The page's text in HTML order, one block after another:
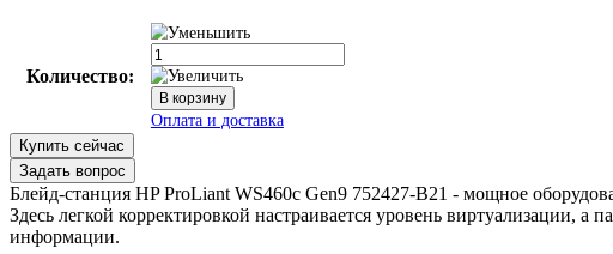
Количество:
Купить сейчас
Задать вопрос
Блейд-станция HP ProLiant WS460c Gen9 752427-B21 - мощное
Здесь легкой корректировкой настраивается уровень
информации.